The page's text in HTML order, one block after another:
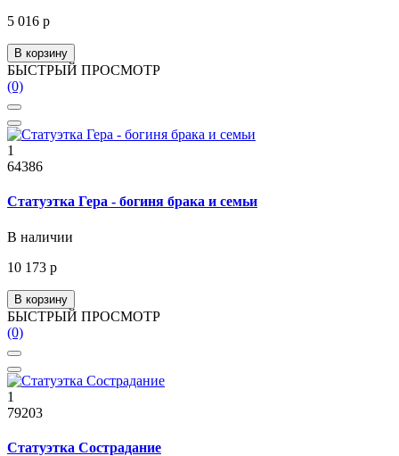
5 016 р
В корзину
БЫСТРЫЙ ПРОСМОТР
(0)
1
64386
Статуэтка Гера - богиня брака и семьи
В наличии
10 173 р
В корзину
БЫСТРЫЙ ПРОСМОТР
(0)
1
79203
Статуэтка Сострадание